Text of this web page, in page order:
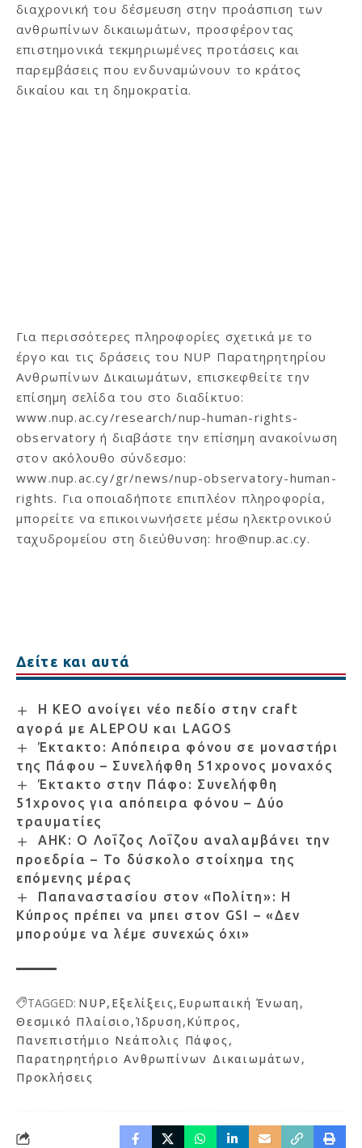
διαχρονική του δέσμευση στην προάσπιση των
ανθρωπίνων δικαιωμάτων, προσφέροντας
επιστημονικά τεκμηριωμένες προτάσεις και
παρεμβάσεις που ενδυναμώνουν το κράτος
δικαίου και τη δημοκρατία.
Για περισσότερες πληροφορίες σχετικά με το
έργο και τις δράσεις του NUP Παρατηρητηρίου
Ανθρωπίνων Δικαιωμάτων, επισκεφθείτε την
επίσημη σελίδα του στο διαδίκτυο:
www.nup.ac.cy/research/nup-human-rights-
observatory ή διαβάστε την επίσημη ανακοίνωση
στον ακόλουθο σύνδεσμο:
www.nup.ac.cy/gr/news/nup-observatory-human-
rights. Για οποιαδήποτε επιπλέον πληροφορία,
μπορείτε να επικοινωνήσετε μέσω ηλεκτρονικού
ταχυδρομείου στη διεύθυνση: hro@nup.ac.cy.
Δείτε και αυτά
Η ΚΕΟ ανοίγει νέο πεδίο στην craft
αγορά με ALEPOU και LAGOS
Έκτακτο: Απόπειρα φόνου σε μοναστήρι
της Πάφου – Συνελήφθη 51χρονος μοναχός
Έκτακτο στην Πάφο: Συνελήφθη
51χρονος για απόπειρα φόνου – Δύο
τραυματίες
ΑΗΚ: Ο Λοΐζος Λοΐζου αναλαμβάνει την
προεδρία – Το δύσκολο στοίχημα της
επόμενης μέρας
Παπαναστασίου στον «Πολίτη»: Η
Κύπρος πρέπει να μπει στον GSI – «Δεν
μπορούμε να λέμε συνεχώς όχι»
TAGGED: NUP Εξελίξεις Ευρωπαική Ένωαη
Θεσμικό Πλαίσιο Ίδρυση Κύπρος
Πανεπιστήμιο Νεάπολις Πάφος
Παρατηρητήριο Ανθρωπίνων Δικαιωμάτων
Προκλήσεις